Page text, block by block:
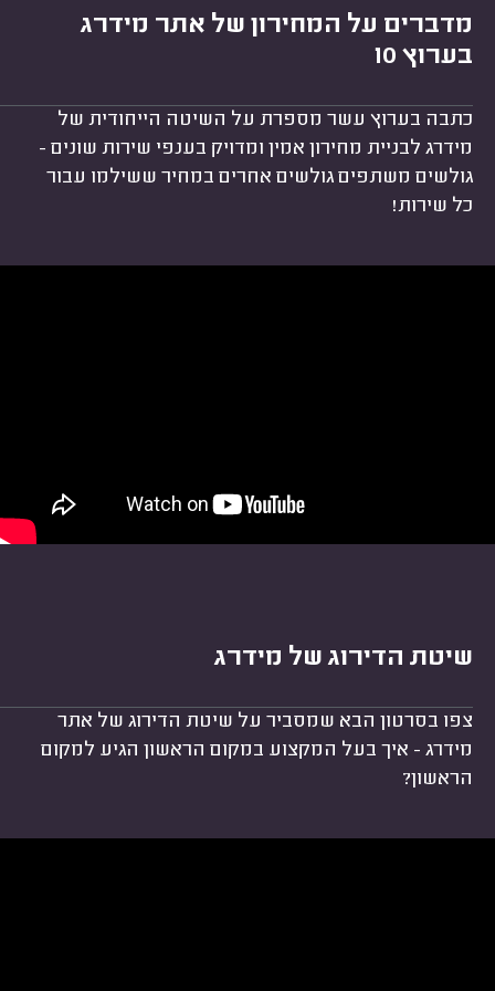
מדברים על המחירון של אתר מידרג
בערוץ 10
כתבה בערוץ עשר מספרת על השיטה הייחודית של
מידרג לבניית מחירון אמין ומדויק בענפי שירות שונים -
גולשים משתפים גולשים אחרים במחיר ששילמו עבור
כל שירות!
שיטת הדירוג של מידרג
צפו בסרטון הבא שמסביר על שיטת הדירוג של אתר
מידרג - איך בעל המקצוע במקום הראשון הגיע למקום
הראשון?